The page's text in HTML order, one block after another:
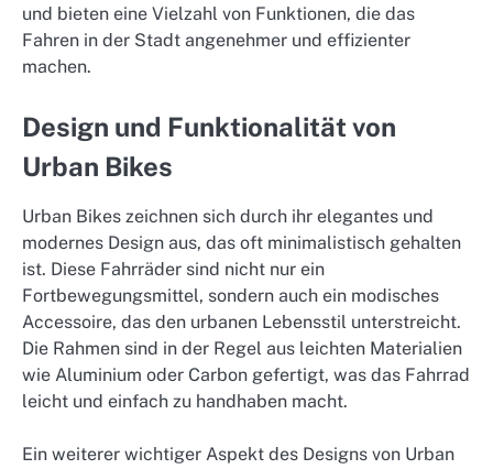
und bieten eine Vielzahl von Funktionen, die das
Fahren in der Stadt angenehmer und effizienter
machen.
Design und Funktionalität von
Urban Bikes
Urban Bikes zeichnen sich durch ihr elegantes und
modernes Design aus, das oft minimalistisch gehalten
ist. Diese Fahrräder sind nicht nur ein
Fortbewegungsmittel, sondern auch ein modisches
Accessoire, das den urbanen Lebensstil unterstreicht.
Die Rahmen sind in der Regel aus leichten Materialien
wie Aluminium oder Carbon gefertigt, was das Fahrrad
leicht und einfach zu handhaben macht.
Ein weiterer wichtiger Aspekt des Designs von Urban